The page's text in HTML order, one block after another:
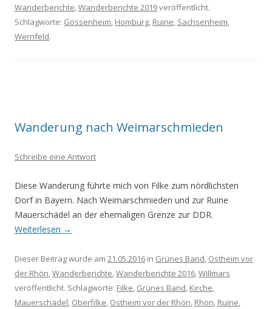
Wanderberichte,Wanderberichte 2019veröffentlicht.
Schlagworte: Gössenheim, Homburg, Ruine, Sachsenheim,
Wernfeld.
Wanderung nach Weimarschmieden
Schreibe eine Antwort
Diese Wanderung führte mich von Filke zum nördlichsten
Dorf in Bayern. Nach Weimarschmieden und zur Ruine
Mauerschädel an der ehemaligen Grenze zur DDR.
Weiterlesen →
Dieser Beitrag wurde am 21.05.2016 in Grünes Band, Ostheim vor
der Rhön,Wanderberichte,Wanderberichte 2016,Willmars
veröffentlicht. Schlagworte: Filke, Grünes Band, Kirche,
Mauerschädel, Oberfilke, Ostheim vor der Rhön, Rhön, Ruine,